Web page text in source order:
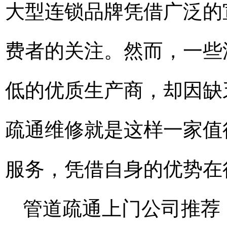
大型连锁品牌凭借广泛
费者的关注。然而，一
低的优质生产商，却因
疏通维修就是这样一家
服务，凭借自身的优势
管道疏通上门公司推荐